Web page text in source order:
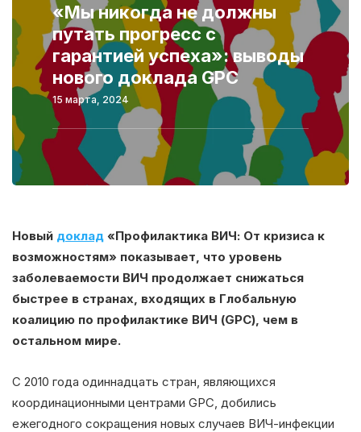
«Мы никогда не должны
путать прогресс с
гарантией успеха»: выводы
нового доклада GPC
15 марта, 2024
Новый доклад «Профилактика ВИЧ: От кризиса к
возможностям» показывает, что уровень
заболеваемости ВИЧ продолжает снижаться
быстрее в странах, входящих в Глобальную
коалицию по профилактике ВИЧ (GPC), чем в
остальном мире.
С 2010 года одиннадцать стран, являющихся
координационными центрами GPC, добились
ежегодного сокращения новых случаев ВИЧ-инфекции